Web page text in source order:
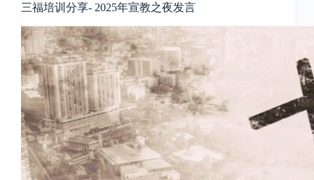
三福培训分享- 2025年宣教之夜发言